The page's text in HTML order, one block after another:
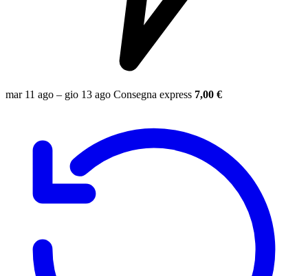
mar 11 ago – gio 13 ago Consegna express 7,00 €